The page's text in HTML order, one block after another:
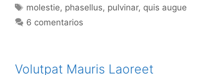
Etiquetas
molestie, phasellus, pulvinar, quis augue
6 comentarios
Volutpat Mauris Laoreet